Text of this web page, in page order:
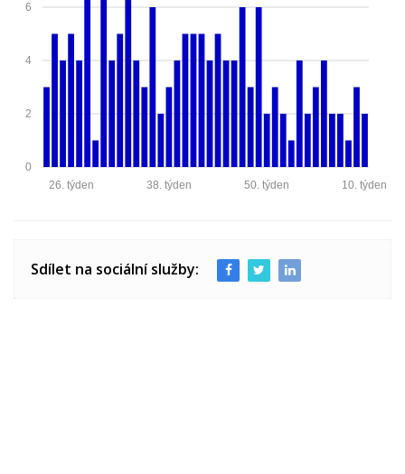
0
2
4
6
10. týden
50. týden
38. týden
26. týden
Sdílet na sociální služby: